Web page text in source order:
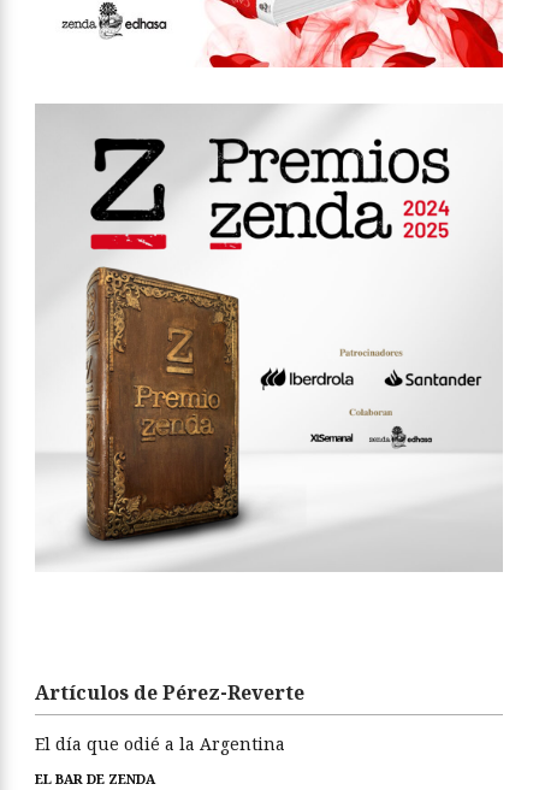
Artículos de Pérez-Reverte
El día que odié a la Argentina
EL BAR DE ZENDA